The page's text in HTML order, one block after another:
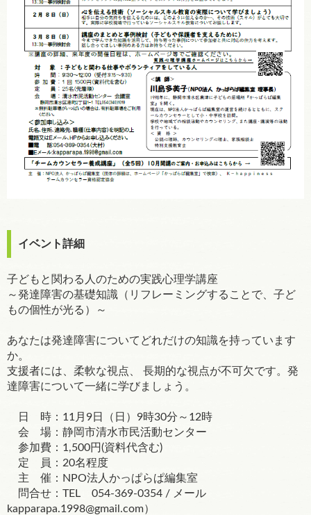
イベント詳細
子どもと関わる人のための実践心理学講座
～発達障害の基礎知識（リフレーミングすることで、子ど
もの個性が光る）～
あなたは発達障害についてどれだけの知識を持っています
か。
支援者には、柔軟な視点、 長期的な視点が不可欠です。発
達障害について一緒に学びましょう。
日 時：11月9日（日）9時30分～12時
会 場：静岡市清水市民活動センター
参加費：1,500円(資料代含む)
定 員：20名程度
主 催：NPO法人かっぱらぱ編集室
問合せ：TEL 054-369-0354 / メール
kapparapa.1998@gmail.com）